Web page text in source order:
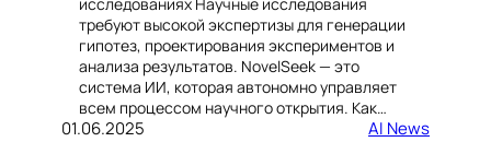
требуют высокой экспертизы для генерации
гипотез, проектирования экспериментов и
анализа результатов. NovelSeek — это
система ИИ, которая автономно управляет
всем процессом научного открытия. Как…
01.06.2025 AI News